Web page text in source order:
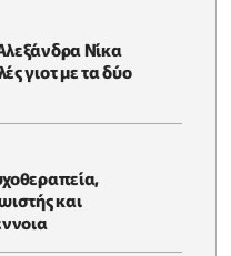
Νίκα
γιοτ με τα δύο
και